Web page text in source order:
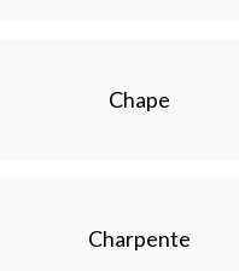
Chape
Charpente